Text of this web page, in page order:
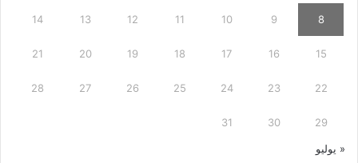
8
9
10
11
12
13
14
15
16
17
18
19
20
21
22
23
24
25
26
27
28
29
30
31
« يوليو